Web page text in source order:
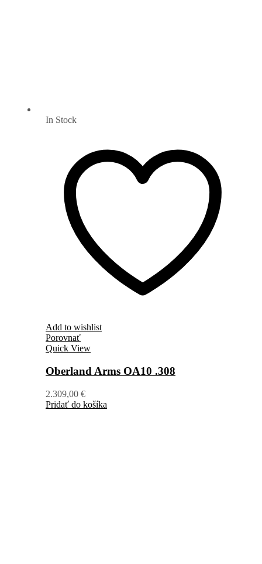
In Stock
Add to wishlist
Porovnať
Quick View
Oberland Arms OA10 .308
2.309,00 €
Pridať do košíka